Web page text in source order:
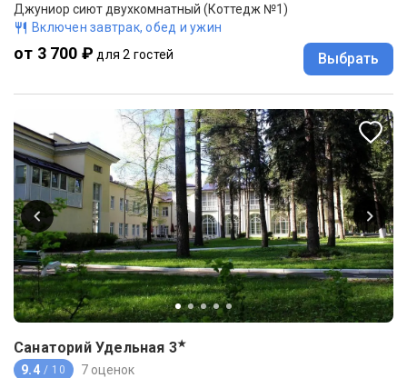
Джуниор сиют двухкомнатный (Коттедж №1)
Включен завтрак, обед и ужин
от 3 700 ₽ для 2 гостей Выбрать
Санаторий Удельная 3★
9.4 / 10 7 оценок